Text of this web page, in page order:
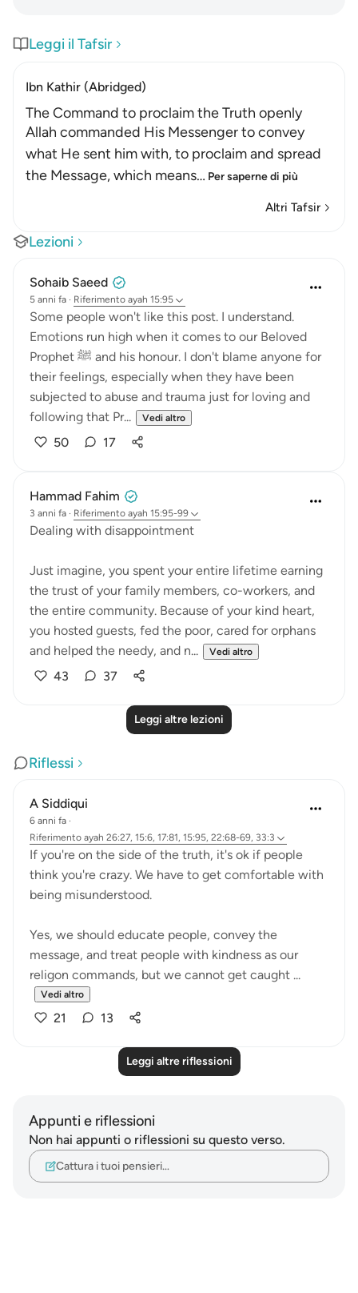
Leggi il Tafsir
Ibn Kathir (Abridged)
The Command to proclaim the Truth openly
Allah commanded His Messenger to convey
what He sent him with, to proclaim and spread
the Message, which means… Per saperne di più
Altri Tafsir
Lezioni
Sohaib Saeed
5 anni fa · Riferimento ayah 15:95
Some people won't like this post. I understand.
Emotions run high when it comes to our Beloved
Prophet ﷺ and his honour. I don't blame anyone for
their feelings, especially when they have been
subjected to abuse and trauma just for loving and
following that Pr...
Vedi altro
50 17
Hammad Fahim
3 anni fa · Riferimento ayah 15:95-99
Dealing with disappointment
Just imagine, you spent your entire lifetime earning
the trust of your family members, co-workers, and
the entire community. Because of your kind heart,
you hosted guests, fed the poor, cared for orphans
and helped the needy, and n...
Vedi altro
43 37
Leggi altre lezioni
Riflessi
A Siddiqui
6 anni fa ·
Riferimento ayah 26:27, 15:6, 17:81, 15:95, 22:68-69, 33:3
If you're on the side of the truth, it's ok if people
think you're crazy. We have to get comfortable with
being misunderstood.
Yes, we should educate people, convey the
message, and treat people with kindness as our
religon commands, but we cannot get caught ...
Vedi altro
21 13
Leggi altre riflessioni
Appunti e riflessioni
Non hai appunti o riflessioni su questo verso.
Cattura i tuoi pensieri…